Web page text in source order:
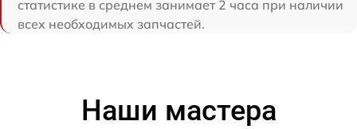
статистике в среднем занимает 2 часа при наличии
всех необходимых запчастей.
Наши мастера